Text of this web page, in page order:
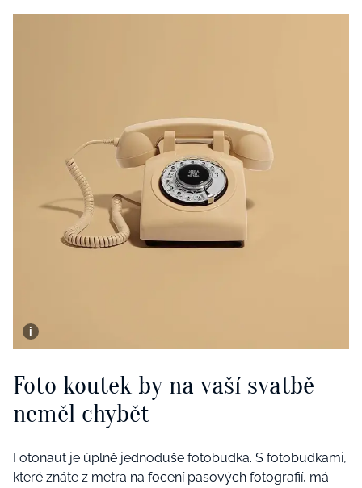
Foto koutek by na vaší svatbě
neměl chybět
Fotonaut je úplně jednoduše fotobudka. S fotobudkami,
které znáte z metra na focení pasových fotografií, má